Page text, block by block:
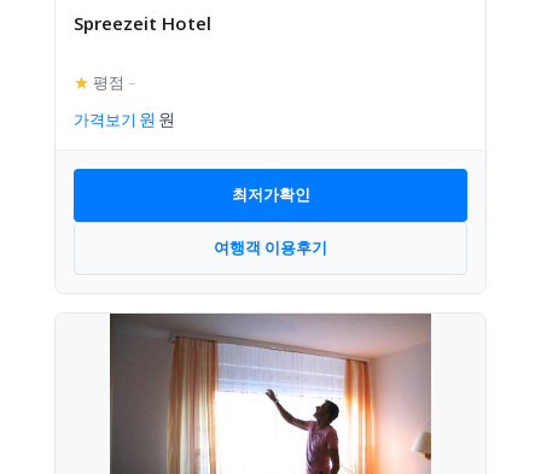
Spreezeit Hotel
★ 평점 –
가격보기
최저가확인
여행객 이용후기